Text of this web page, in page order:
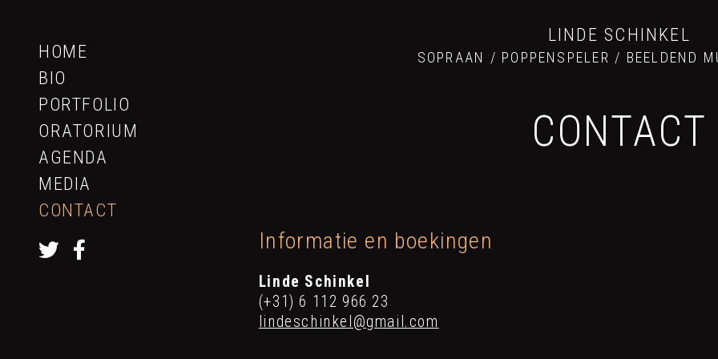
HOME
BIO
PORTFOLIO
ORATORIUM
AGENDA
MEDIA
CONTACT
LINDE SCHINKEL
SOPRAAN / POPPENSPELER / BEELDEND
CONTACT
Informatie en boekingen
Linde Schinkel
(+31) 6 112 966 23
lindeschinkel@gmail.com